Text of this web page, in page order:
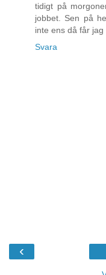
tidigt på
jobbet. Sen på
inte ens då får
Svara
‹